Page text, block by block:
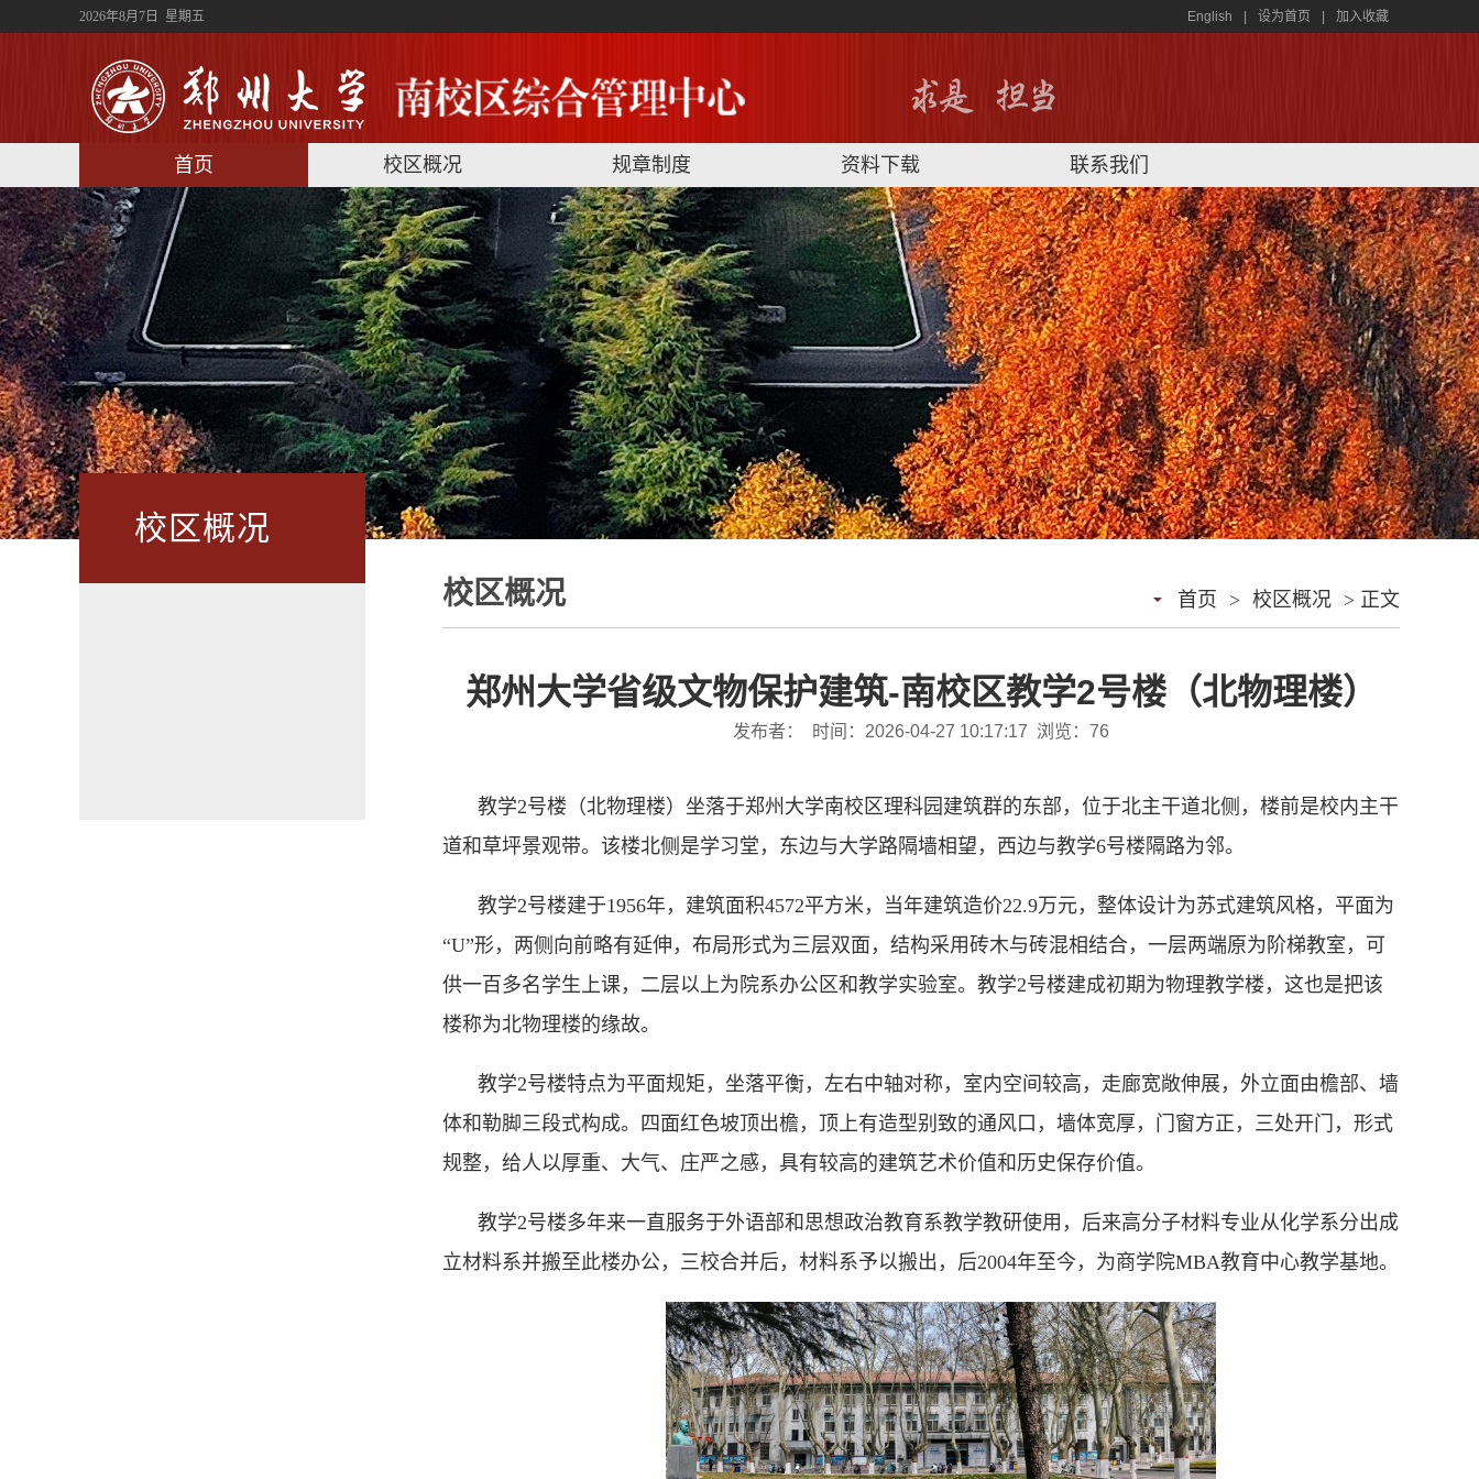
2026年8月7日 星期五 English 设为首页 加入收藏
首页 校区概况 规章制度 资料下载 联系我们
校区概况
校区概况 首页 > 校区概况 > 正文
郑州大学省级文物保护建筑-南校区教学2号楼（北物理楼）
发布者： 时间：2026-04-27 10:17:17 浏览： 76
教学2号楼（北物理楼） 坐落于郑州大学南校区理科园建筑群的东部，位于北主干道北侧，楼前是校内主干
道和草坪景观带。该楼北侧是学习堂，东边与大学路隔墙相望，西边与教学6号楼隔路为邻。
教学2号楼建于1956年，建筑面积4572平方米，当年建筑造价22.9万元，整体设计为苏式建筑风格，平面为
“U”形，两侧向前略有延伸，布局形式为三层双面，结构采用砖木与砖混相结合，一层两端原为阶梯教室，可
供一百多名学生上课，二层以上为院系办公区和教学实验室。 教学2号楼建成初期为物理教学楼，这也是把该
楼称为北物理楼的缘故。
教学2号楼特点为平面规矩，坐落平衡，左右中轴对称，室内空间较高，走廊宽敞伸展，外立面由檐部、墙
体和勒脚三段式构成。四面红色坡顶出檐，顶上有造型别致的通风口，墙体宽厚，门窗方正，三处开门，形式
规整，给人以厚重、大气、庄严之感，具有较高的建筑艺术价值和历史保存价值。
教学2号楼多年来一直服务于外语部和思想政治教育系教学教研使用，后来高分子材料专业从化学系分出成
立材料系并搬至此楼办公，三校合并后，材料系予以搬出，后2004年至今，为商学院MBA教育中心教学基地。